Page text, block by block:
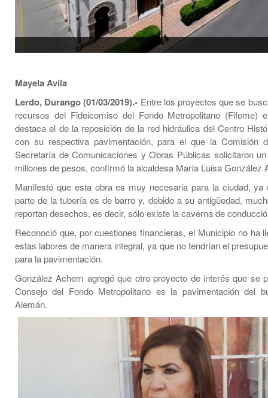
Mayela Avila
Lerdo, Durango (01/03/2019).- Entre los proyectos que se
recursos del Fideicomiso del Fondo Metropolitano (Fifome)
destaca el de la reposición de la red hidráulica del Centro
con su respectiva pavimentación, para el que la Comisión
Secretaría de Comunicaciones y Obras Públicas solicitaron
millones de pesos, confirmó la alcaldesa María Luisa González
Manifestó que esta obra es muy necesaria para la ciudad, ya
parte de la tubería es de barro y, debido a su antigüedad,
reportan desechos, es decir, sólo existe la caverna de
Reconoció que, por cuestiones financieras, el Municipio no ha
estas labores de manera integral, ya que no tendrían el
para la pavimentación.
González Achem agregó que otro proyecto de interés que se
Consejo del Fondo Metropolitano es la pavimentación del
Alemán.